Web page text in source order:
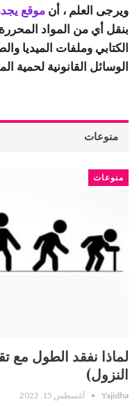
ويرجى العلم ، أن موقع
بنقل أي من المواد
الكتابي وملفات الميديا
الوسائل القانونية لحمية
منوعات
منوعات
لماذا نفقد الطول مع
النزول)
Yajidha أغسطس 15, 2022